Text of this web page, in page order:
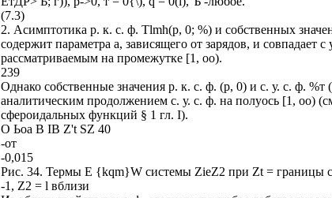
(7.3)
2. Асимптотика р. к. с. ф. Tlmh(p, 0; %) и собственных
содержит параметра а, зависящего от зарядов, и совпадает
рассматриваемым на промежутке [1, оо).
239
Однако собственные значения р. к. с. ф. (р, 0) и с. у. с. ф.
аналитическим продолжением с. у. с. ф. на полуось [1, оо)
сфероидальных функций § 1 гл. I).
О Ьоа В IB Z't SZ 40
-от
-0,015
Рис. 34. Термы Е {kqm}W системы ZieZ2 при Zt = границы
-1, Z2 = l вблизи